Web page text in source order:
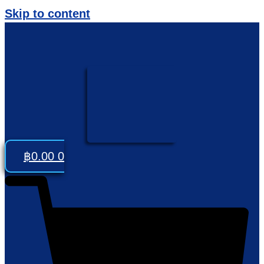
Skip to content
฿0.00 0